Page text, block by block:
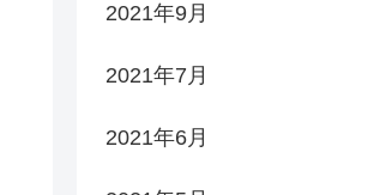
2021年9月
2021年7月
2021年6月